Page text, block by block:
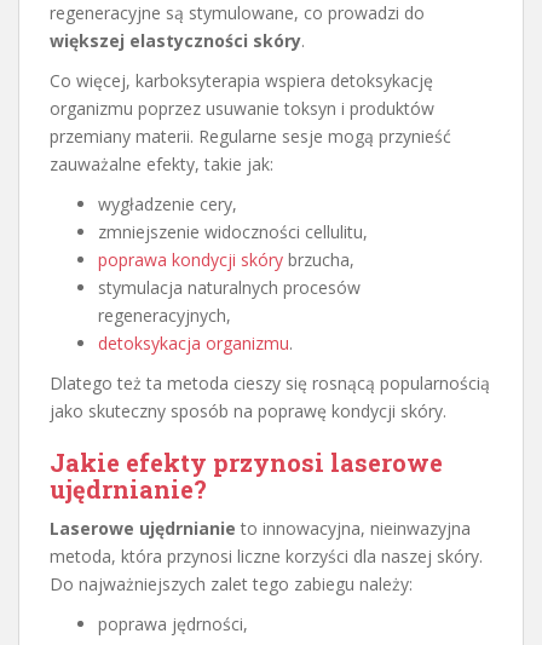
regeneracyjne są stymulowane, co prowadzi do
większej elastyczności skóry.
Co więcej, karboksyterapia wspiera detoksykację
organizmu poprzez usuwanie toksyn i produktów
przemiany materii. Regularne sesje mogą przynieść
zauważalne efekty, takie jak:
wygładzenie cery,
zmniejszenie widoczności cellulitu,
poprawa kondycji skóry brzucha,
stymulacja naturalnych procesów
regeneracyjnych,
detoksykacja organizmu.
Dlatego też ta metoda cieszy się rosnącą popularnością
jako skuteczny sposób na poprawę kondycji skóry.
Jakie efekty przynosi laserowe
ujędrnianie?
Laserowe ujędrnianie to innowacyjna, nieinwazyjna
metoda, która przynosi liczne korzyści dla naszej skóry.
Do najważniejszych zalet tego zabiegu należy:
poprawa jędrności,